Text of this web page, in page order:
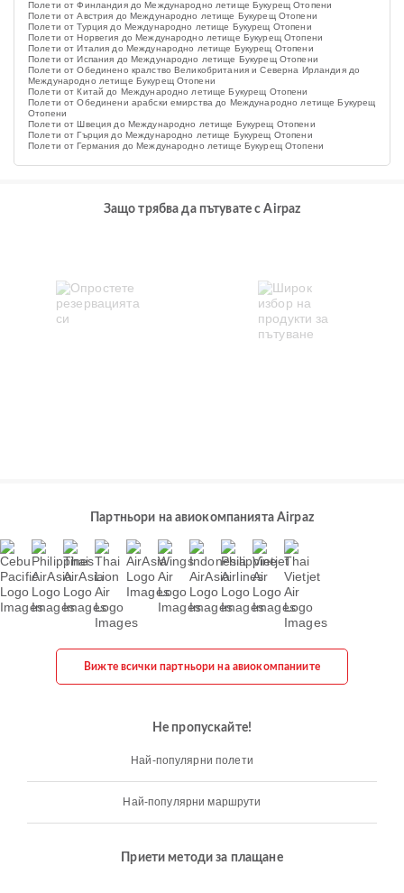
Полети от Финландия до Международно летище Букурещ Отопени
Полети от Австрия до Международно летище Букурещ Отопени
Полети от Турция до Международно летище Букурещ Отопени
Полети от Норвегия до Международно летище Букурещ Отопени
Полети от Италия до Международно летище Букурещ Отопени
Полети от Испания до Международно летище Букурещ Отопени
Полети от Обединено кралство Великобритания и Северна Ирландия до
Международно летище Букурещ Отопени
Полети от Китай до Международно летище Букурещ Отопени
Полети от Обединени арабски емирства до Международно летище Букурещ
Отопени
Полети от Швеция до Международно летище Букурещ Отопени
Полети от Гърция до Международно летище Букурещ Отопени
Полети от Германия до Международно летище Букурещ Отопени
Защо трябва да пътувате с Airpaz
Партньори на авиокомпанията Airpaz
Вижте всички партньори на авиокомпаниите
Не пропускайте!
Най-популярни полети
Най-популярни маршрути
Приети методи за плащане